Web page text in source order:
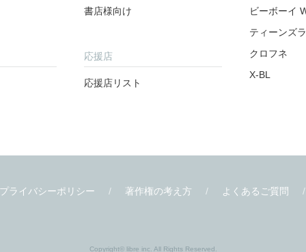
書店様向け
応援店
応援店リスト
ビーボーイ
ティーンズ
クロフネ
X-BL
プライバシーポリシー 著作権の考え方 よくあるご質問